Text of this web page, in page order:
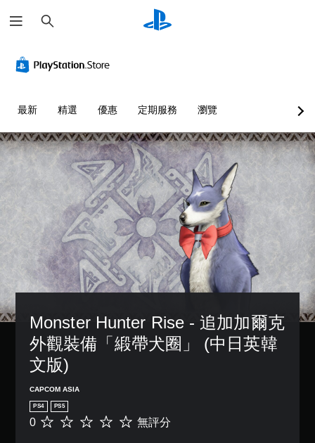
尋
最新 精選 優惠 定期服務 瀏覽
Monster Hunter Rise - 追加加爾克
外觀裝備「緞帶犬圈」 (中日英韓
文版)
CAPCOM ASIA
PS4 PS5
無
0 無評分